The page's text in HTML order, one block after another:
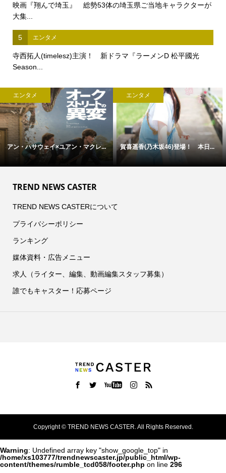
映画『翔んで埼玉』 総勢53体の埼玉県ご当地キャラクターが
大集...
5 エンタメ
寺西拓人(timelesz)主演！ 新ドラマ『ラーメンD 松平國光
Season...
エンタメ
アン・ハサウェイ×ユアン・マクレ...
エンタメ
賀喜遥香(乃木坂46)登場！ 本日...
TREND NEWS CASTER
TREND NEWS CASTERについて
プライバシーポリシー
ランキング
媒体資料・広告メニュー
求人（ライター、編集、動画編集スタッフ募集）
誰でもキャスター！応募ページ
Copyright ©TREND NEWS CASTER. All Rights Reserved.
Warning: Undefined array key "show_google_top" in
/home/xs103777/trendnewscaster.jp/public_html/wp-
content/themes/rumble_tcd058/footer.php on line 296